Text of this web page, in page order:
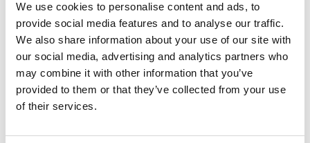
We use cookies to personalise content and ads, to
provide social media features and to analyse our traffic.
We also share information about your use of our site with
our social media, advertising and analytics partners who
may combine it with other information that you’ve
provided to them or that they’ve collected from your use
of their services.
SPÉCIFICATIONS